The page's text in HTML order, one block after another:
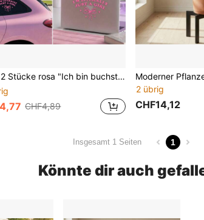
2 Stücke rosa "Ich bin buchstäblich nur ein Mädchen" Autoaufkleber, süße ästhetische Vinylaufkleber für Autofenster, mädchenhafte Autodekoration
CHF4,89
2 übrig
CHF14,12
Insgesamt 1 Seiten 1
Könnte dir auch